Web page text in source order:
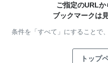
ご指定のURL
ブックマークは
条件を「すべて」にすることで、
トップ